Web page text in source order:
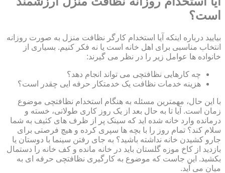
است؟
بیایید درباره اینکه آیا استخدام کارگر نظافت منزل به صورت روزانه
انتخاب مناسبی برای اهل خانه است یا نه فکر کنیم. بسیاری از
خانواده ها عوامل زیر را در نظر می گیرند:
چه کارهایی نظافتچی می تواند انجام دهد؟
هزینه خدمات نظافت یک خدمتکار حرفه ایی چقدر است؟
با این حال، مهمترین مسئله به هنگام استخدام نظافتچی موضوع
زمان است. آیا تا به حال بعد از یک روز کاری طولانی، خسته و
درمانده وارد خانه شده اید که سینک پر از ظرف های کثیف به شما
سلام کند؟ تمام روز را با بچه ها سپری کرده و هیچ فرصتی برای
جارو کشیدن خانه نداشته باشید؟ به جای رفتن سینما با دوستان یا
بازدید از کاخ موزه گلستان باید در خانه مانده و کف خانه را دستمال
بکشید. این جاست که موضوع به کارگیری نظافتچی حرفه ای به
میان می آید.